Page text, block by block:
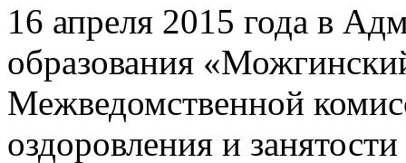
16 апреля 2015 года в
образования
Межведомственной
оздоровления и